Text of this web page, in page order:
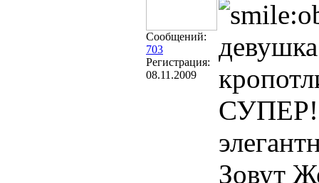
Сообщений:
703
Регистрация:
08.11.2009
Зовут